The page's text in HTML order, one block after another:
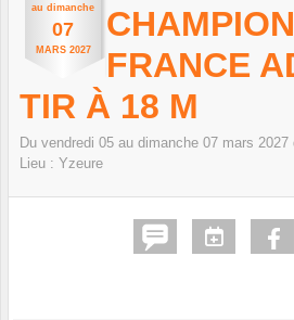
au dimanche
07
MARS 2027
FRANCE
TIR À 18 M
Du vendredi 05 au dimanche 07 mars 2027
Lieu : Yzeure